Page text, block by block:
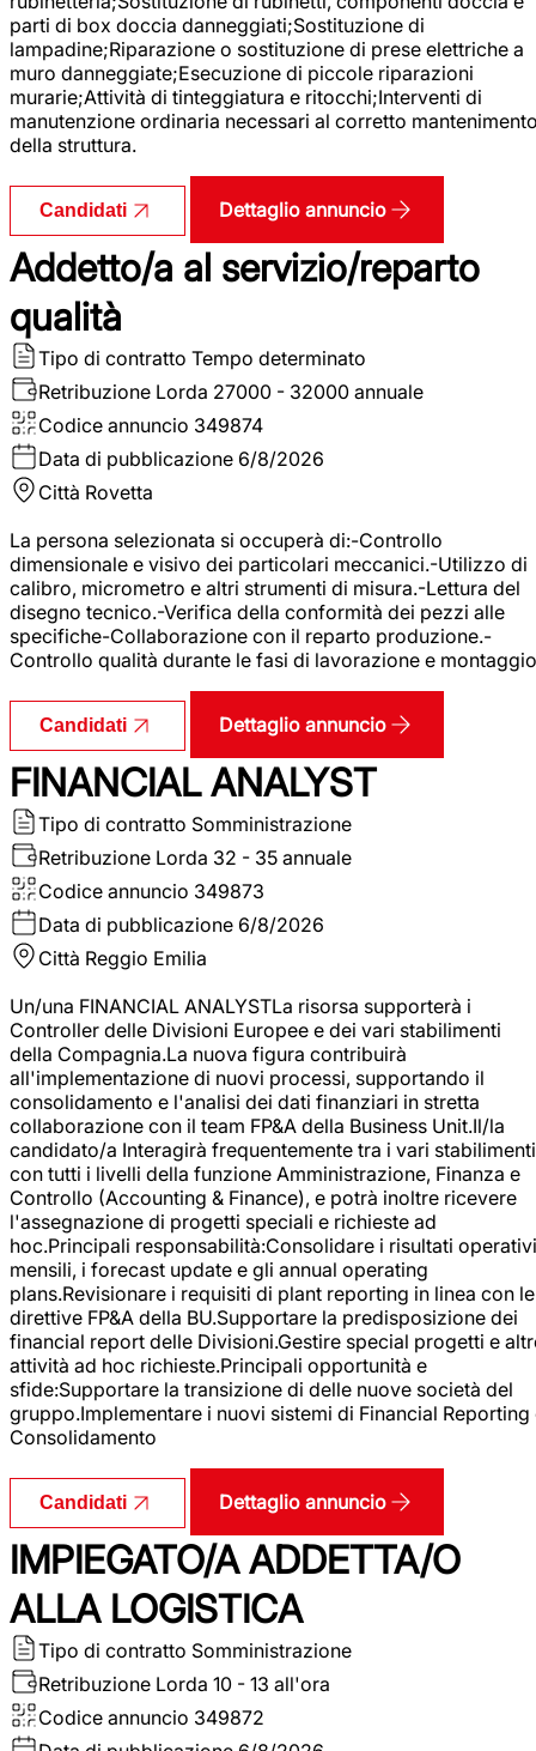
parti di box doccia danneggiati;Sostituzione di
lampadine;Riparazione o sostituzione di prese elettriche a
muro danneggiate;Esecuzione di piccole riparazioni
murarie;Attività di tinteggiatura e ritocchi;Interventi di
manutenzione ordinaria necessari al corretto
della struttura.
Candidati Dettaglio annuncio
Addetto/a al servizio/reparto
qualità
Tipo di contratto Tempo determinato
Retribuzione Lorda 27000 - 32000 annuale
Codice annuncio 349874
Data di pubblicazione 6/8/2026
Città Rovetta
La persona selezionata si occuperà di:-Controllo
dimensionale e visivo dei particolari meccanici.-Utilizzo di
calibro, micrometro e altri strumenti di misura.-Lettura del
disegno tecnico.-Verifica della conformità dei pezzi alle
specifiche-Collaborazione con il reparto produzione.-
Controllo qualità durante le fasi di lavorazione e
Candidati Dettaglio annuncio
FINANCIAL ANALYST
Tipo di contratto Somministrazione
Retribuzione Lorda 32 - 35 annuale
Codice annuncio 349873
Data di pubblicazione 6/8/2026
Città Reggio Emilia
Un/una FINANCIAL ANALYSTLa risorsa supporterà i
Controller delle Divisioni Europee e dei vari stabilimenti
della Compagnia.La nuova figura contribuirà
all'implementazione di nuovi processi, supportando il
consolidamento e l'analisi dei dati finanziari in stretta
collaborazione con il team FP&A della Business Unit.Il/la
candidato/a Interagirà frequentemente tra i vari stabilimenti
con tutti i livelli della funzione Amministrazione, Finanza e
Controllo (Accounting & Finance), e potrà inoltre ricevere
l'assegnazione di progetti speciali e richieste ad
hoc.Principali responsabilità:Consolidare i risultati operativi
mensili, i forecast update e gli annual operating
plans.Revisionare i requisiti di plant reporting in linea con le
direttive FP&A della BU.Supportare la predisposizione dei
financial report delle Divisioni.Gestire special progetti e
attività ad hoc richieste.Principali opportunità e
sfide:Supportare la transizione di delle nuove società del
gruppo.Implementare i nuovi sistemi di Financial Reporting
Consolidamento
Candidati Dettaglio annuncio
IMPIEGATO/A ADDETTA/O
ALLA LOGISTICA
Tipo di contratto Somministrazione
Retribuzione Lorda 10 - 13 all'ora
Codice annuncio 349872